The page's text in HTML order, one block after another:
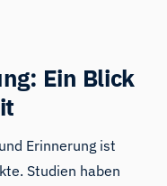
Ein Blick
Erinnerung ist
Studien haben